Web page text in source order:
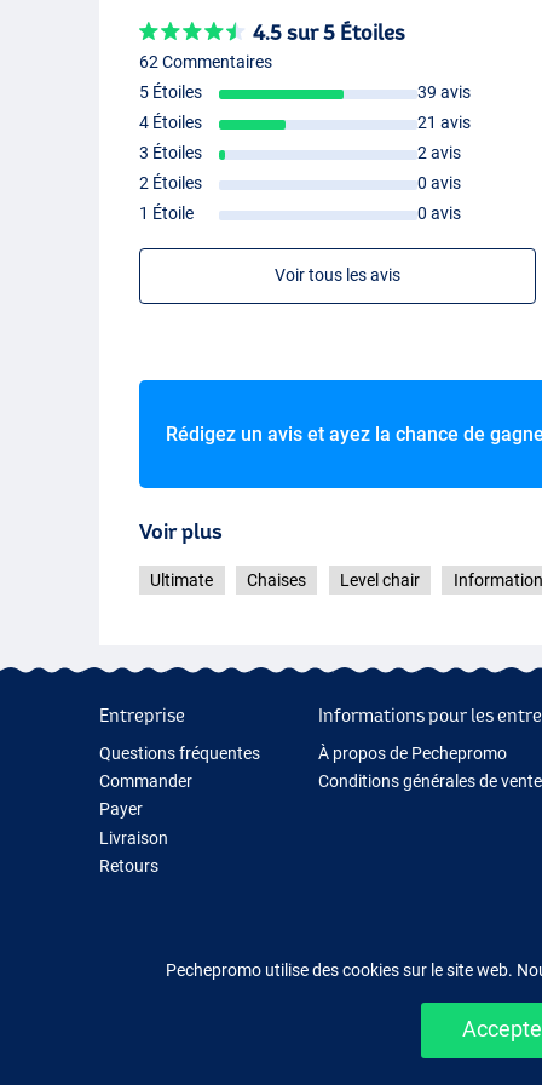
4.5 sur 5 Étoiles
62 Commentaires
5 Étoiles
39 avis
4 Étoiles
21 avis
3 Étoiles
2 avis
2 Étoiles
0 avis
1 Étoile
0 avis
Voir tous les avis
Rédigez un avis et ayez la chance de
Voir plus
Ultimate Chaises Level chair
Entreprise
Questions fréquentes
Commander
Payer
Livraison
Retours
Informations pour les
À propos de Pechepromo
Conditions générales de vente
Acheter
Pechepromo utilise des cookies sur le site web.